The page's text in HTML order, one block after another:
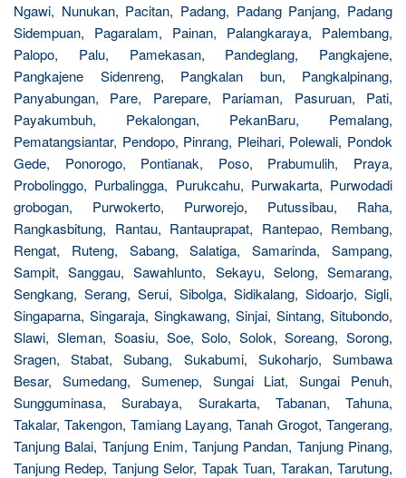
Ngawi, Nunukan, Pacitan, Padang, Padang Panjang, Padang
Sidempuan, Pagaralam, Painan, Palangkaraya, Palembang,
Palopo, Palu, Pamekasan, Pandeglang, Pangkajene,
Pangkajene Sidenreng, Pangkalan bun, Pangkalpinang,
Panyabungan, Pare, Parepare, Pariaman, Pasuruan, Pati,
Payakumbuh, Pekalongan, PekanBaru, Pemalang,
Pematangsiantar, Pendopo, Pinrang, Pleihari, Polewali, Pondok
Gede, Ponorogo, Pontianak, Poso, Prabumulih, Praya,
Probolinggo, Purbalingga, Purukcahu, Purwakarta, Purwodadi
grobogan, Purwokerto, Purworejo, Putussibau, Raha,
Rangkasbitung, Rantau, Rantauprapat, Rantepao, Rembang,
Rengat, Ruteng, Sabang, Salatiga, Samarinda, Sampang,
Sampit, Sanggau, Sawahlunto, Sekayu, Selong, Semarang,
Sengkang, Serang, Serui, Sibolga, Sidikalang, Sidoarjo, Sigli,
Singaparna, Singaraja, Singkawang, Sinjai, Sintang, Situbondo,
Slawi, Sleman, Soasiu, Soe, Solo, Solok, Soreang, Sorong,
Sragen, Stabat, Subang, Sukabumi, Sukoharjo, Sumbawa
Besar, Sumedang, Sumenep, Sungai Liat, Sungai Penuh,
Sungguminasa, Surabaya, Surakarta, Tabanan, Tahuna,
Takalar, Takengon, Tamiang Layang, Tanah Grogot, Tangerang,
Tanjung Balai, Tanjung Enim, Tanjung Pandan, Tanjung Pinang,
Tanjung Redep, Tanjung Selor, Tapak Tuan, Tarakan, Tarutung,